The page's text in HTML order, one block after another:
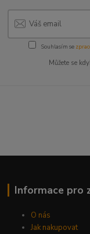
Souhlasím se
Můžete se
Informace pro
O nás
Jak nakupovat